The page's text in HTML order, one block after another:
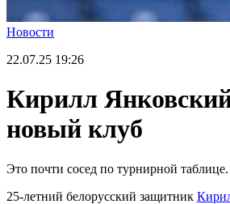
Новости
22.07.25 19:26
Кирилл
новый клуб
Это почти сосед по турнирной таблице.
25-летний белорусский защитник